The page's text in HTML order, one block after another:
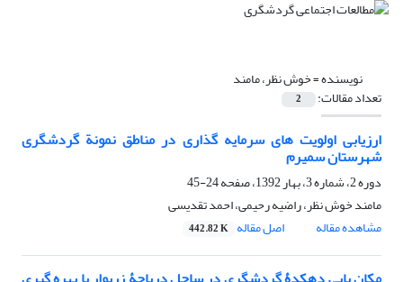
نویسنده =خوش نظر، مامند
تعداد مقالات: 2
ارزیابی اولویت های سرمایه گذاری در مناطق نمونة گردشگری
شهرستان سمیرم
دوره 2، شماره 3، بهار 1392، صفحه
24-45
مامند خوش نظر، راضیه رحیمی، احمد تقدیسی
مشاهده مقاله
اصل مقاله 442.82 K